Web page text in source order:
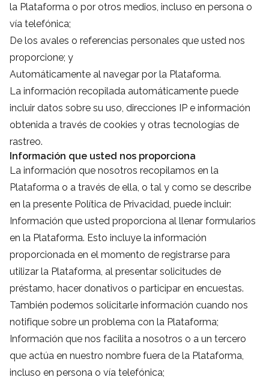
la Plataforma o por otros medios, incluso en persona o
vía telefónica;
De los avales o referencias personales que usted nos
proporcione; y
Automáticamente al navegar por la Plataforma.
La información recopilada automáticamente puede
incluir datos sobre su uso, direcciones IP e información
obtenida a través de cookies y otras tecnologías de
rastreo.
Información que usted nos proporciona
La información que nosotros recopilamos en la
Plataforma o a través de ella, o tal y como se describe
en la presente Política de Privacidad, puede incluir:
Información que usted proporciona al llenar formularios
en la Plataforma. Esto incluye la información
proporcionada en el momento de registrarse para
utilizar la Plataforma, al presentar solicitudes de
préstamo, hacer donativos o participar en encuestas.
También podemos solicitarle información cuando nos
notifique sobre un problema con la Plataforma;
Información que nos facilita a nosotros o a un tercero
que actúa en nuestro nombre fuera de la Plataforma,
incluso en persona o vía telefónica;